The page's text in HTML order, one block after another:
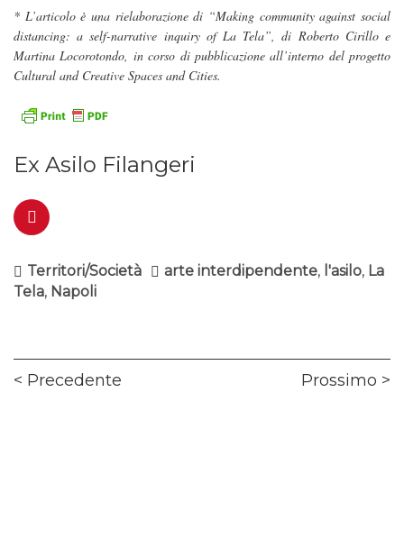
* L’articolo è una rielaborazione di “Making community against social
distancing: a self-narrative inquiry of La Tela”, di Roberto Cirillo e
Martina Locorotondo, in corso di pubblicazione all’interno del progetto
Cultural and Creative Spaces and Cities.
Ex Asilo Filangeri
Territori/Società arte interdipendente, l'asilo, La
Tela, Napoli
Navigazione
Precedente Prossimo